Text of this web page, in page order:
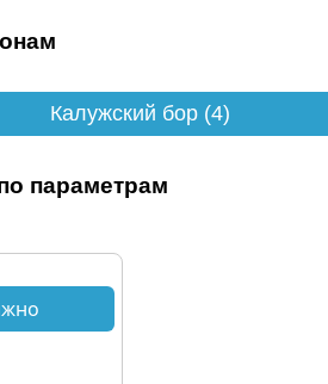
Калужский бор (4)
параметрам